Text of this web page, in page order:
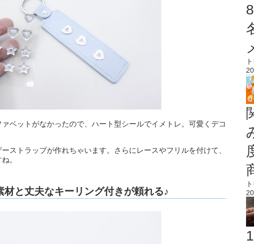
ベットがなかったので、ハート型シールでイメトレ。可愛くデコ
ストラップが作れちゃいます。さらにレースやフリルを付けて、
。
と丈夫なキーリング付きが頼れる♪